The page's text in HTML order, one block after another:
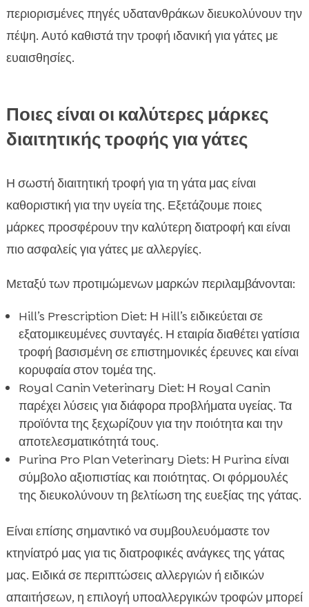
περιορισμένες πηγές υδατανθράκων διευκολύνουν την
πέψη. Αυτό καθιστά την τροφή ιδανική για γάτες με
ευαισθησίες.
Ποιες είναι οι καλύτερες μάρκες
διαιτητικής τροφής για γάτες
Η σωστή διαιτητική τροφή για τη γάτα μας είναι
καθοριστική για την υγεία της. Εξετάζουμε ποιες
μάρκες προσφέρουν την καλύτερη διατροφή και είναι
πιο ασφαλείς για γάτες με αλλεργίες.
Μεταξύ των προτιμώμενων μαρκών περιλαμβάνονται:
Hill’s Prescription Diet: Η Hill’s ειδικεύεται σε
εξατομικευμένες συνταγές. Η εταιρία διαθέτει γατίσια
τροφή βασισμένη σε επιστημονικές έρευνες και είναι
κορυφαία στον τομέα της.
Royal Canin Veterinary Diet: Η Royal Canin
παρέχει λύσεις για διάφορα προβλήματα υγείας. Τα
προϊόντα της ξεχωρίζουν για την ποιότητα και την
αποτελεσματικότητά τους.
Purina Pro Plan Veterinary Diets: Η Purina είναι
σύμβολο αξιοπιστίας και ποιότητας. Οι φόρμουλές
της διευκολύνουν τη βελτίωση της ευεξίας της γάτας.
Είναι επίσης σημαντικό να συμβουλευόμαστε τον
κτηνίατρό μας για τις διατροφικές ανάγκες της γάτας
μας. Ειδικά σε περιπτώσεις αλλεργιών ή ειδικών
απαιτήσεων, η επιλογή υποαλλεργικών τροφών μπορεί